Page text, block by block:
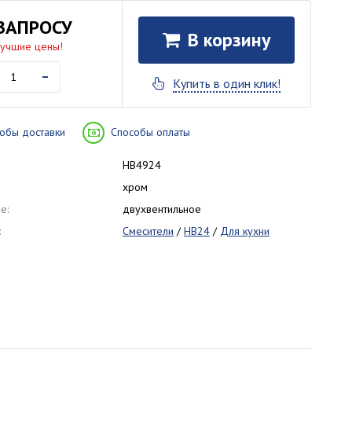
цены!
-
В корзину
Купить в один клик!
доставки Способы оплаты
HB4924
хром
двухвентильное
Смесители /HB24 / Для кухни